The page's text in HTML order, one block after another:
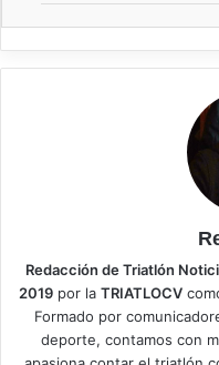
Redacción de Triatlón
2019 por la TRIATLOCV
Formado por
deporte, contamos con